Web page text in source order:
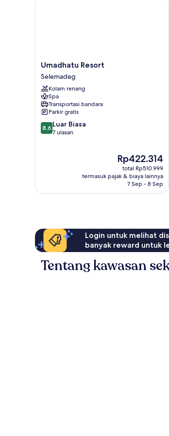
Umadhatu
Resort
Selemadeg
Umadhatu Resort
Selemadeg
Kolam renang
Spa
Transportasi bandara
Parkir gratis
8.6
dari
8,6 Luar Biasa
7 ulasan
Harga
sekarang
Rp422.314
Rp422.314
total Rp510.999
termasuk pajak & biaya lainnya
7 Sep - 8 Sep
Login untuk melihat
banyak reward untuk
Tentang kawasan